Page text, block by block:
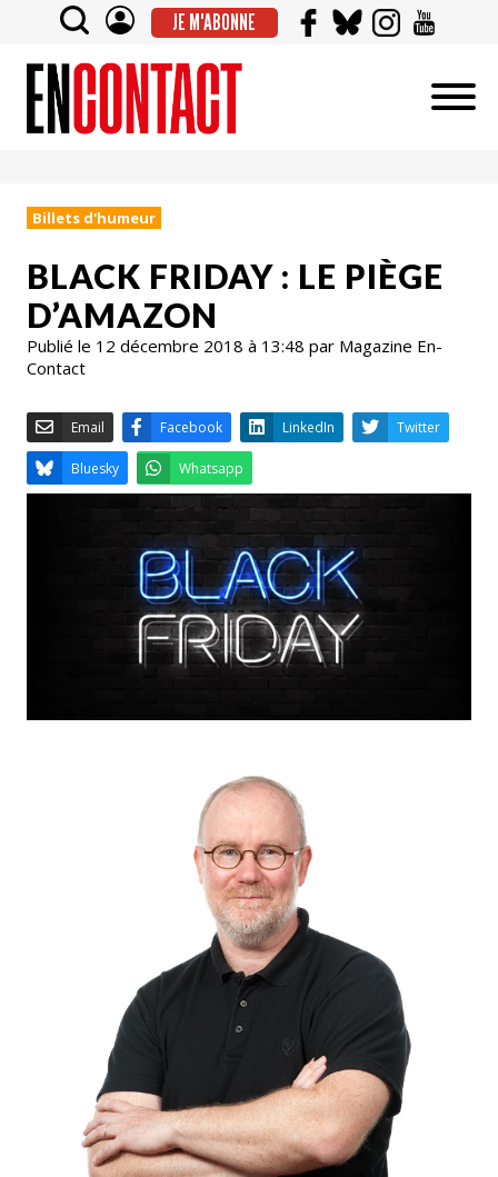
JE M'ABONNE
Billets d'humeur
BLACK FRIDAY : LE PIÈGE
D’AMAZON
Publié le 12 décembre 2018 à 13:48 par Magazine En-
Contact
Facebook
Bluesky Whatsapp